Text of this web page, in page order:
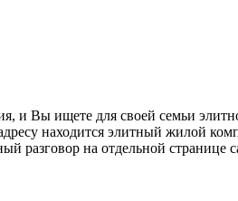
Вы ищете для своей семьи
находится элитный жилой
разговор на отдельной